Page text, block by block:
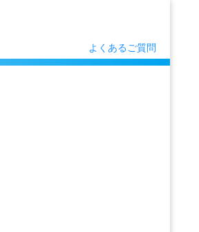
よくあるご質問